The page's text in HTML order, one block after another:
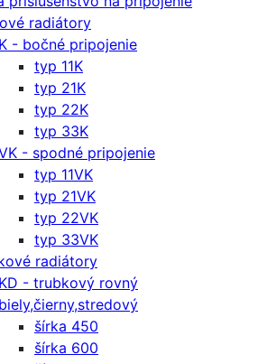
radiátory
K - bočné pripojenie
typ 11K
typ 21K
typ 22K
typ 33K
- spodné pripojenie
typ 11VK
typ 21VK
typ 22VK
typ 33VK
radiátory
KD - trubkový rovný
biely,čierny,stredový
šírka 450
šírka 600